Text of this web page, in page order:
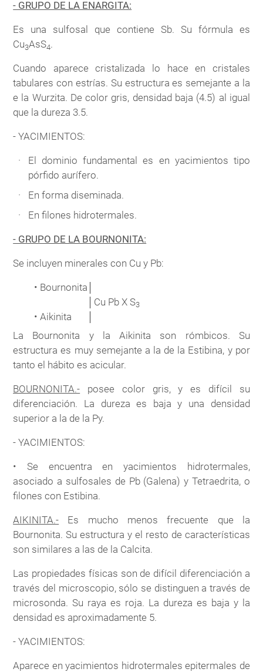
- GRUPO DE LA ENARGITA:
Es una sulfosal que contiene Sb. Su fórmula es
Cu3AsS4.
Cuando aparece cristalizada lo hace en cristales
tabulares con estrías. Su estructura es semejante a la
e la Wurzita. De color gris, densidad baja (4.5) al igual
que la dureza 3.5.
- YACIMIENTOS:
El dominio fundamental es en yacimientos tipo
pórfido aurífero.
En forma diseminada.
En filones hidrotermales.
- GRUPO DE LA BOURNONITA:
Se incluyen minerales con Cu y Pb:
• Bournonita
Cu Pb X S3
• Aikinita
La Bournonita y la Aikinita son rómbicos. Su
estructura es muy semejante a la de la Estibina, y por
tanto el hábito es acicular.
BOURNONITA.- posee color gris, y es difícil su
diferenciación. La dureza es baja y una densidad
superior a la de la Py.
- YACIMIENTOS:
• Se encuentra en yacimientos hidrotermales,
asociado a sulfosales de Pb (Galena) y Tetraedrita, o
filones con Estibina.
AIKINITA.- Es mucho menos frecuente que la
Bournonita. Su estructura y el resto de características
son similares a las de la Calcita.
Las propiedades físicas son de difícil diferenciación a
través del microscopio, sólo se distinguen a través de
microsonda. Su raya es roja. La dureza es baja y la
densidad es aproximadamente 5.
- YACIMIENTOS:
Aparece en yacimientos hidrotermales epitermales de